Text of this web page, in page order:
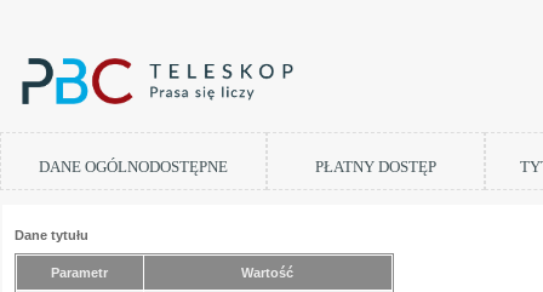
DANE OGÓLNODOSTĘPNE PŁATNY DOSTĘP
Dane tytułu
Parametr Wartość